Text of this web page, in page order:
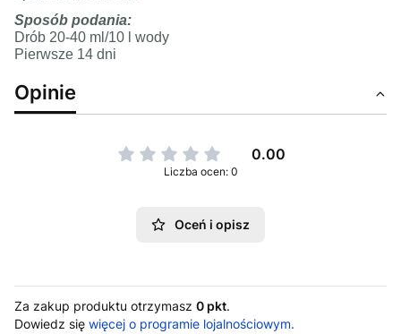
Sposób podania:
Drób 20-40 ml/10 l wody
Pierwsze 14 dni
Opinie
0.00
Liczba ocen: 0
Oceń i opisz
Za zakup produktu otrzymasz 0 pkt.
Dowiedz się więcej o programie lojalnościowym.